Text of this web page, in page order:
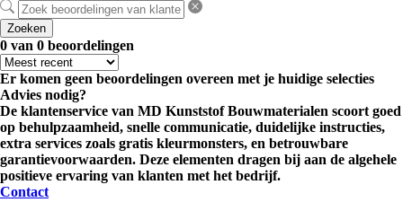
Zoeken
0 van 0 beoordelingen
Er komen geen beoordelingen overeen met je huidige selecties
Advies nodig?
De klantenservice van MD Kunststof Bouwmaterialen scoort goed
op behulpzaamheid, snelle communicatie, duidelijke instructies,
extra services zoals gratis kleurmonsters, en betrouwbare
garantievoorwaarden. Deze elementen dragen bij aan de algehele
positieve ervaring van klanten met het bedrijf.
Contact